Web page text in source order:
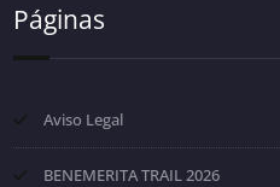
Páginas
Aviso Legal
BENEMERITA TRAIL 2026